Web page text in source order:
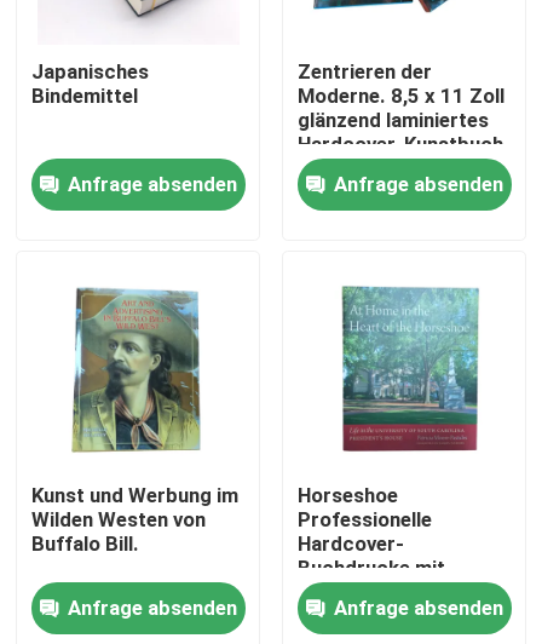
Produkte
Videos
Ressource
Treten Sie mit uns in Verbindung
Japanisches
Bindemittel
Anfrage absenden
Zentrieren der
Moderne. 8,5 x 11 Zoll
glänzend laminiertes
Hardcover-Kunstbuch,
professioneller 4C/4C
Offset-Druck.
Anfrage absenden
Kunst und Werbung im
Wilden Westen von
Buffalo Bill.
Anfrage absenden
Horseshoe
Professionelle
Hardcover-
Buchdrucke mit
mattem Laminat und
4C-Seiten
Anfrage absenden